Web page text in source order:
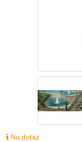
Na dotaz